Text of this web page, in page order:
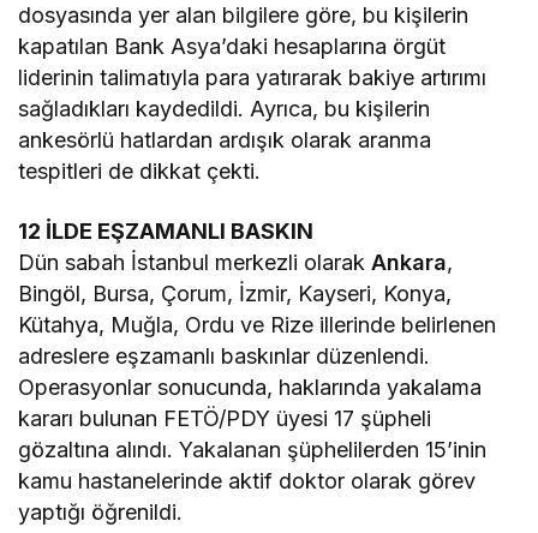
dosyasında yer alan bilgilere göre, bu kişilerin
kapatılan Bank Asya’daki hesaplarına örgüt
liderinin talimatıyla para yatırarak bakiye artırımı
sağladıkları kaydedildi. Ayrıca, bu kişilerin
ankesörlü hatlardan ardışık olarak aranma
tespitleri de dikkat çekti.
12 İLDE EŞZAMANLI BASKIN
Dün sabah İstanbul merkezli olarakAnkara,
Bingöl, Bursa, Çorum, İzmir, Kayseri, Konya,
Kütahya, Muğla, Ordu ve Rize illerinde belirlenen
adreslere eşzamanlı baskınlar düzenlendi.
Operasyonlar sonucunda, haklarında yakalama
kararı bulunan FETÖ/PDY üyesi 17 şüpheli
gözaltına alındı. Yakalanan şüphelilerden 15’inin
kamu hastanelerinde aktif doktor olarak görev
yaptığı öğrenildi.